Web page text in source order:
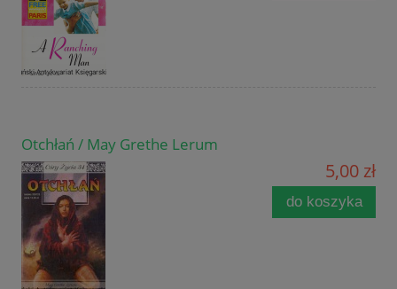
Otchłań / May Grethe Lerum
5,00 zł
do koszyka